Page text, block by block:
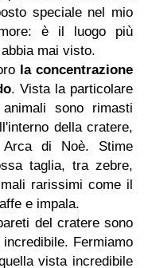
speciale nel mio
è il luogo più
mai visto.
la concentrazione
. Vista la particolare
sono rimasti
della cratere,
di Noè. Stime
taglia, tra zebre,
rarissimi come il
e impala.
del cratere sono
Fermiamo
vista incredibile